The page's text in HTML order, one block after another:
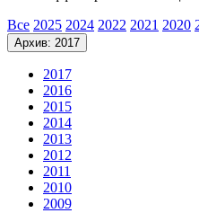
Все 2025 2024 2022 2021 2020
Архив: 2017
2017
2016
2015
2014
2013
2012
2011
2010
2009